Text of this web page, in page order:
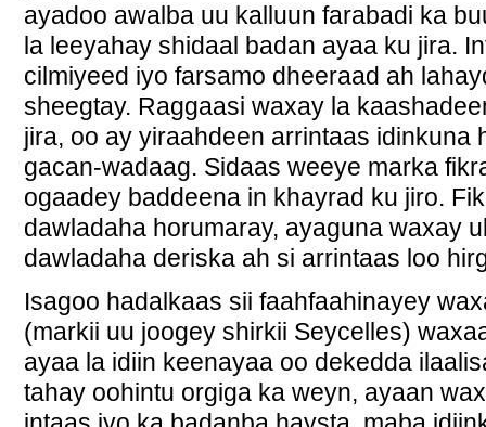
ayadoo awalba uu kalluun farabadi ka
la leeyahay shidaal badan ayaa ku jira.
cilmiyeed iyo farsamo dheeraad ah
sheegtay. Raggaasi waxay la
jira, oo ay yiraahdeen arrintaas idinkuna
gacan-wadaag. Sidaas weeye marka
ogaadey baddeena in khayrad ku jiro.
dawladaha horumaray, ayaguna waxay
dawladaha deriska ah si arrintaas loo
Isagoo hadalkaas sii faahfaahinayey
(markii uu joogey shirkii Seycelles)
ayaa la idiin keenayaa oo dekedda
tahay oohintu orgiga ka weyn, ayaan